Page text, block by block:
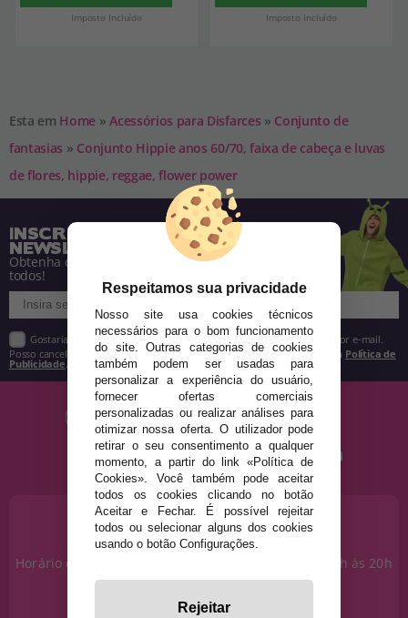
Imposto Incluído Imposto Incluído
Esta em Home » Acessórios para Disfarces » Conjunto de
fantasias » Conjunto Hippie anos 60/70, faixa de cabeça e luvas
de flores, hippie, reggae, flower power
INSCREVA-SE NA NOSSA
NEWSLETTER
Obtenha descontos e saiba de tudo antes de
todos!
Gostaria de receber descontos exclusivos, novidades e tendências por e-mail.
Posso cancelar a inscrição a qualquer momento, conforme estipulado na Política de
Publicidade
PRECISA DE AJUDA?
915 793 695
Horário de segunda a sexta das 10h às 14h e das 17h às 20h
info@disfracestuyyo.pt
Respeitamos sua privacidade
Nosso site usa cookies técnicos
necessários para o bom funcionamento
do site. Outras categorias de cookies
também podem ser usadas para
personalizar a experiência do usuário,
fornecer ofertas comerciais
personalizadas ou realizar análises para
otimizar nossa oferta. O utilizador pode
retirar o seu consentimento a qualquer
momento, a partir do link «Política de
Cookies». Você também pode aceitar
todos os cookies clicando no botão
Aceitar e Fechar. É possível rejeitar
todos ou selecionar alguns dos cookies
usando o botão Configurações.
Rejeitar